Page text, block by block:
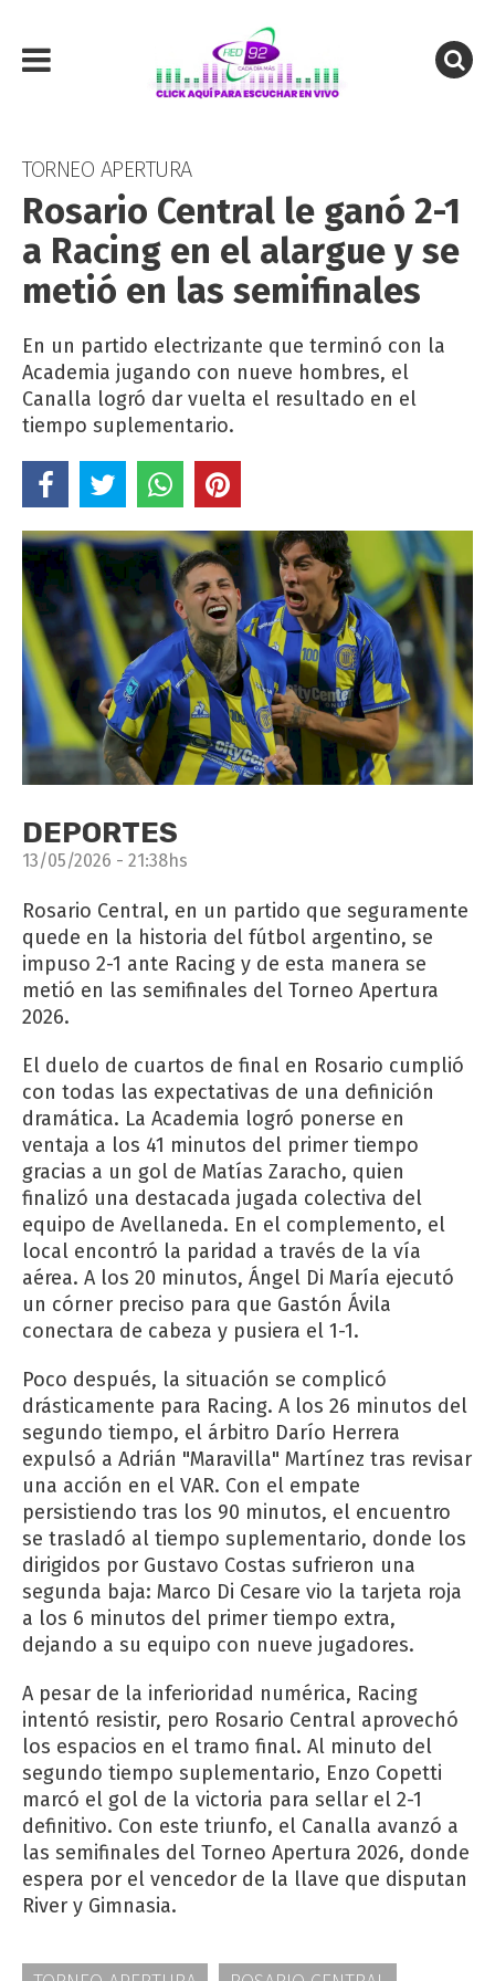
TORNEO APERTURA
Rosario Central le ganó 2-1
a Racing en el alargue y se
metió en las semifinales
En un partido electrizante que terminó con la
Academia jugando con nueve hombres, el
Canalla logró dar vuelta el resultado en el
tiempo suplementario.
DEPORTES
13/05/2026 - 21:38hs
Rosario Central, en un partido que seguramente
quede en la historia del fútbol argentino, se
impuso 2-1 ante Racing y de esta manera se
metió en las semifinales del Torneo Apertura
2026.
El duelo de cuartos de final en Rosario cumplió
con todas las expectativas de una definición
dramática. La Academia logró ponerse en
ventaja a los 41 minutos del primer tiempo
gracias a un gol de Matías Zaracho, quien
finalizó una destacada jugada colectiva del
equipo de Avellaneda. En el complemento, el
local encontró la paridad a través de la vía
aérea. A los 20 minutos, Ángel Di María ejecutó
un córner preciso para que Gastón Ávila
conectara de cabeza y pusiera el 1-1.
Poco después, la situación se complicó
drásticamente para Racing. A los 26 minutos del
segundo tiempo, el árbitro Darío Herrera
expulsó a Adrián "Maravilla" Martínez tras revisar
una acción en el VAR. Con el empate
persistiendo tras los 90 minutos, el encuentro
se trasladó al tiempo suplementario, donde los
dirigidos por Gustavo Costas sufrieron una
segunda baja: Marco Di Cesare vio la tarjeta roja
a los 6 minutos del primer tiempo extra,
dejando a su equipo con nueve jugadores.
A pesar de la inferioridad numérica, Racing
intentó resistir, pero Rosario Central aprovechó
los espacios en el tramo final. Al minuto del
segundo tiempo suplementario, Enzo Copetti
marcó el gol de la victoria para sellar el 2-1
definitivo. Con este triunfo, el Canalla avanzó a
las semifinales del Torneo Apertura 2026, donde
espera por el vencedor de la llave que disputan
River y Gimnasia.